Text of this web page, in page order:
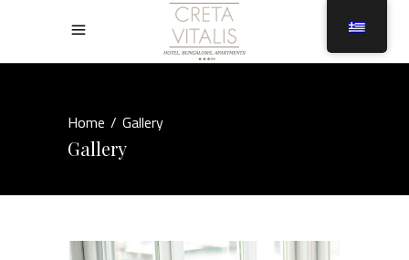
Home/Gallery
Gallery